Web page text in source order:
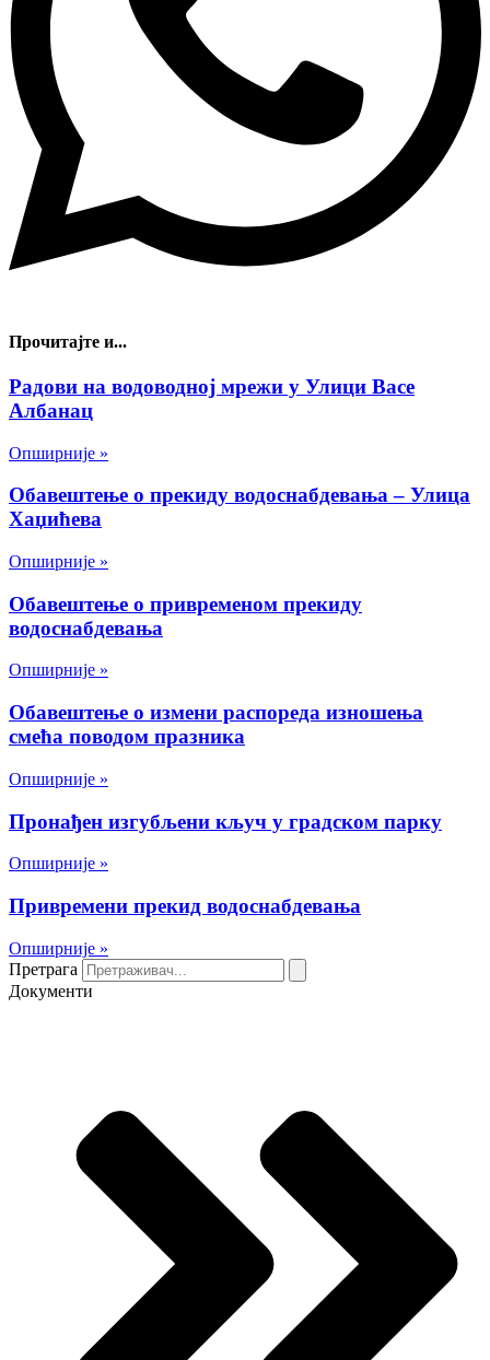
Прочитајте и...
Радови на водоводној мрежи у Улици Васе
Албанац
Опширније »
Обавештење о прекиду водоснабдевања – Улица
Хаџићева
Опширније »
Обавештење о привременом прекиду
водоснабдевања
Опширније »
Обавештење о измени распореда изношења
смећа поводом празника
Опширније »
Пронађен изгубљени кључ у градском парку
Опширније »
Привремени прекид водоснабдевања
Опширније »
Претрага
Документи